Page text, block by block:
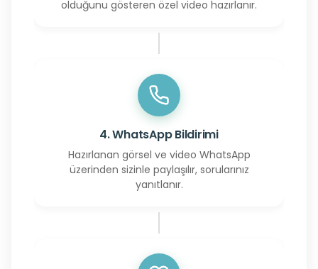
olduğunu gösteren özel video hazırlanır.
4. WhatsApp Bildirimi
Hazırlanan görsel ve video WhatsApp
üzerinden sizinle paylaşılır, sorularınız
yanıtlanır.